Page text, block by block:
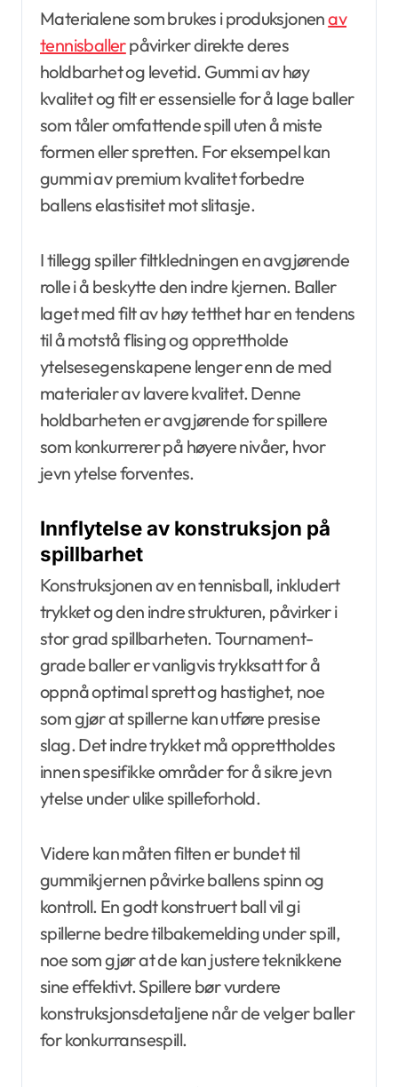
Materialene som brukes i produksjonenav
tennisballerpåvirker direkte deres
holdbarhet og levetid. Gummi av høy
kvalitet og filt er essensielle for å lage baller
som tåler omfattende spill uten å miste
formen eller spretten. For eksempel kan
gummi av premium kvalitet forbedre
ballens elastisitet mot slitasje.
I tillegg spiller filtkledningen en avgjørende
rolle i å beskytte den indre kjernen. Baller
laget med filt av høy tetthet har en tendens
til å motstå flising og opprettholde
ytelsesegenskapene lenger enn de med
materialer av lavere kvalitet. Denne
holdbarheten er avgjørende for spillere
som konkurrerer på høyere nivåer, hvor
jevn ytelse forventes.
Innflytelse av konstruksjon på
spillbarhet
Konstruksjonen av en tennisball, inkludert
trykket og den indre strukturen, påvirker i
stor grad spillbarheten. Tournament-
grade baller er vanligvis trykksatt for å
oppnå optimal sprett og hastighet, noe
som gjør at spillerne kan utføre presise
slag. Det indre trykket må opprettholdes
innen spesifikke områder for å sikre jevn
ytelse under ulike spilleforhold.
Videre kan måten filten er bundet til
gummikjernen påvirke ballens spinn og
kontroll. En godt konstruert ball vil gi
spillerne bedre tilbakemelding under spill,
noe som gjør at de kan justere teknikkene
sine effektivt. Spillere bør vurdere
konstruksjonsdetaljene når de velger baller
for konkurransespill.